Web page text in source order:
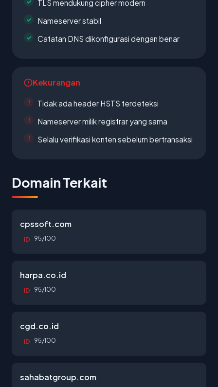
TLS mendukung cipher modern
Nameserver stabil
Catatan DNS dikonfigurasi dengan benar
Kekurangan
Tidak ada header HSTS terdeteksi
Nameserver milik registrar yang sama
Selalu verifikasi konten sebelum bertransaksi
Domain Terkait
cpssoft.com
ID 95/100
harpa.co.id
ID 95/100
cgd.co.id
ID 95/100
sahabatgroup.com